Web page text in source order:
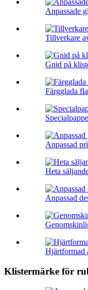
Anpassade
Tillverkare
Gnid på
Färgglada
Anpassad
Heta
Anpassad
Hjärtformad
Klistermärke för